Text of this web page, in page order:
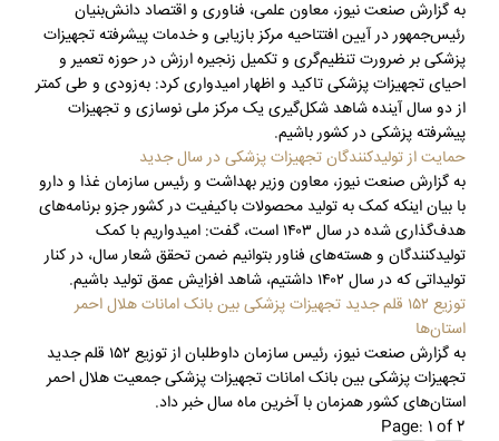
به گزارش صنعت نیوز، معاون علمی، فناوری و اقتصاد دانش‌بنیان
رئیس‌جمهور در آیین افتتاحیه مرکز بازیابی و خدمات پیشرفته تجهیزات
پزشکی بر ضرورت تنظیم‌گری و تکمیل زنجیره ارزش در حوزه تعمیر و
احیای تجهیزات پزشکی تاکید و اظهار امیدواری کرد: به‌زودی و طی کمتر
از دو سال آینده شاهد شکل‌گیری یک مرکز ملی نوسازی و تجهیزات
پیشرفته پزشکی در کشور باشیم.
حمایت از تولیدکنندگان تجهیزات پزشکی در سال جدید
به گزارش صنعت نیوز، معاون وزیر بهداشت و رئیس سازمان غذا و دارو
با بیان اینکه کمک به تولید محصولات باکیفیت در کشور جزو برنامه‌های
هدف‌گذاری شده در سال ۱۴۰۳ است، گفت: امیدواریم با کمک
تولیدکنندگان و هسته‌های فناور بتوانیم ضمن تحقق شعار سال، در کنار
تولیداتی که در سال ۱۴۰۲ داشتیم، شاهد افزایش عمق تولید باشیم.
توزیع ۱۵۲ قلم جدید تجهیزات پزشکی بین بانک امانات هلال احمر
استان‌ها
به گزارش صنعت نیوز، رئیس سازمان داوطلبان از توزیع ۱۵۲ قلم جدید
تجهیزات پزشکی بین بانک امانات تجهیزات پزشکی جمعیت هلال احمر
استان‌های کشور همزمان با آخرین ماه سال خبر داد.
Page: 1 of 2